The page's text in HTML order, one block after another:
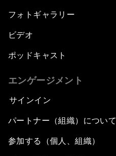
フォトギャラリー
ビデオ
ポッドキャスト
エンゲージメント
サインイン
パートナー（組織）について
参加する（個人、組織）